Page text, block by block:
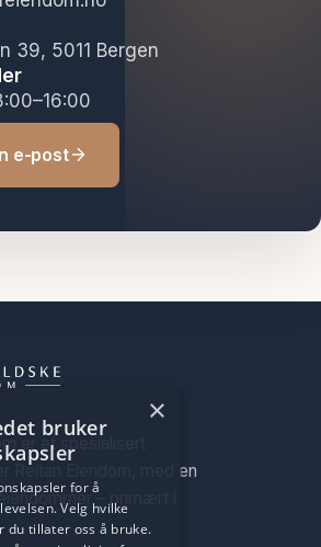
39, 5011 Bergen
e-post
er et spesialisert
Reitan Eiendom, med en
– primært i
×
bruker
for å
Velg hvilke
du tillater oss å bruke.